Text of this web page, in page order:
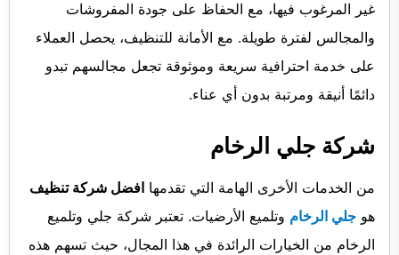
غير المرغوب فيها، مع الحفاظ على جودة المفروشات
والمجالس لفترة طويلة. مع الأمانة للتنظيف، يحصل العملاء
على خدمة احترافية سريعة وموثوقة تجعل مجالسهم تبدو
دائمًا أنيقة ومرتبة بدون أي عناء.
شركة جلي الرخام
من الخدمات الأخرى الهامة التي تقدمها افضل شركة تنظيف
هو جلي الرخام وتلميع الأرضيات. تعتبر شركة جلي وتلميع
الرخام من الخيارات الرائدة في هذا المجال، حيث تسهم هذه